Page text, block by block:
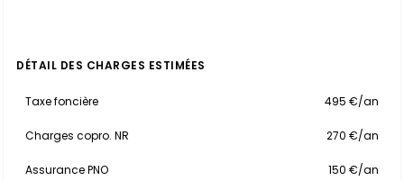
DÉTAIL DES CHARGES ESTIMÉES
Taxe foncière 495 €/an
Charges copro. NR 270 €/an
Assurance PNO 150 €/an